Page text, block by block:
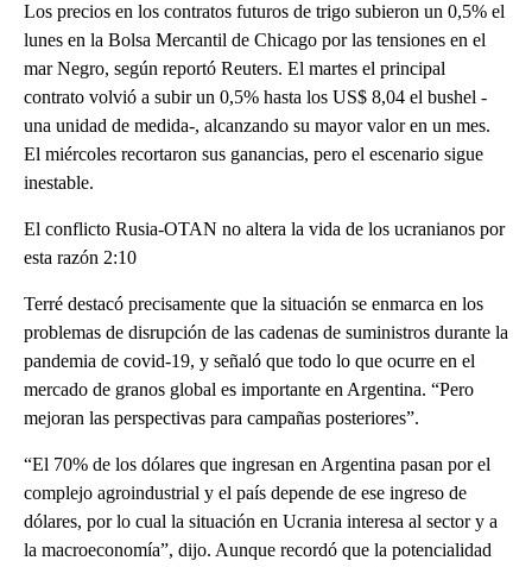
Los precios en los contratos futuros de trigo subieron un 0,5% el
lunes en la Bolsa Mercantil de Chicago por las tensiones en el
mar Negro, según reportó Reuters. El martes el principal
contrato volvió a subir un 0,5% hasta los US$ 8,04 el bushel -
una unidad de medida-, alcanzando su mayor valor en un mes.
El miércoles recortaron sus ganancias, pero el escenario sigue
inestable.
El conflicto Rusia-OTAN no altera la vida de los ucranianos por
esta razón 2:10
Terré destacó precisamente que la situación se enmarca en los
problemas de disrupción de las cadenas de suministros durante la
pandemia de covid-19, y señaló que todo lo que ocurre en el
mercado de granos global es importante en Argentina. “Pero
mejoran las perspectivas para campañas posteriores”.
“El 70% de los dólares que ingresan en Argentina pasan por el
complejo agroindustrial y el país depende de ese ingreso de
dólares, por lo cual la situación en Ucrania interesa al sector y a
la macroeconomía”, dijo. Aunque recordó que la potencialidad